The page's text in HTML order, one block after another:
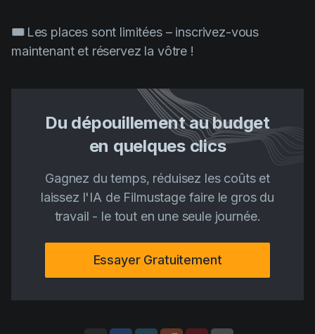
🎟️ Les places sont limitées – inscrivez-vous
maintenant et réservez la vôtre !
Du dépouillement au budget
en quelques clics
Gagnez du temps, réduisez les coûts et
laissez l'IA de Filmustage faire le gros du
travail - le tout en une seule journée.
Essayer Gratuitement